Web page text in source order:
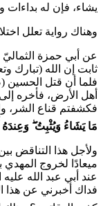
فإن له بداءات
رواية تعلل
أبي حمزة الثماليّ
إن الله (تبارك
أن قتل الحسين
الأرض، فأخره إلى
قناع الشر،
يَشَاءُ وَيُثْبِتُ ۖ وَعِندَهُ
هذا التناقض
لخروج المهدي
أبي عبد الله عليه
أخبرني عن هذا